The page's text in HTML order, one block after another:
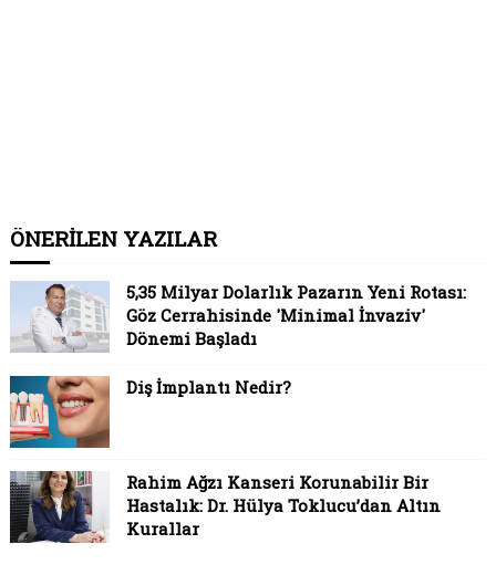
ÖNERİLEN YAZILAR
5,35 Milyar Dolarlık Pazarın Yeni Rotası:
Göz Cerrahisinde 'Minimal İnvaziv'
Dönemi Başladı
Diş İmplantı Nedir?
Rahim Ağzı Kanseri Korunabilir Bir
Hastalık: Dr. Hülya Toklucu’dan Altın
Kurallar